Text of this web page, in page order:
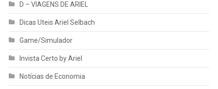
D – VIAGENS DE ARIEL
Dicas Uteis Ariel Selbach
Game/Simulador
Invista Certo by Ariel
Notícias de Economia